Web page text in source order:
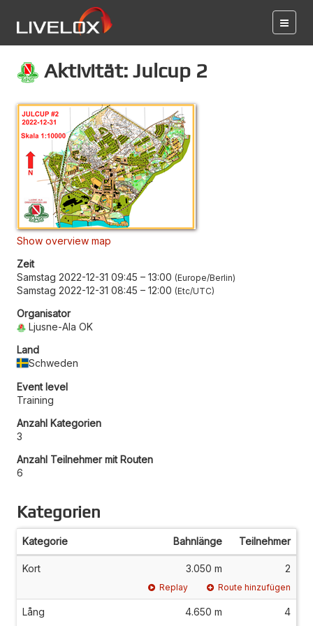
Aktivität: Julcup 2
Show overview map
Zeit
Samstag 2022-12-31 09:45 – 13:00 Europe/Berlin
Samstag 2022-12-31 08:45 – 12:00 Etc/UTC
Organisator
Ljusne-Ala OK
Land
Schweden
Event level
Training
Anzahl Kategorien
3
Anzahl Teilnehmer mit Routen
6
Kategorien
Kategorie Bahnlänge Teilnehmer
Kort 3.050 m 2
Replay Route hinzufügen
Lång 4.650 m 4